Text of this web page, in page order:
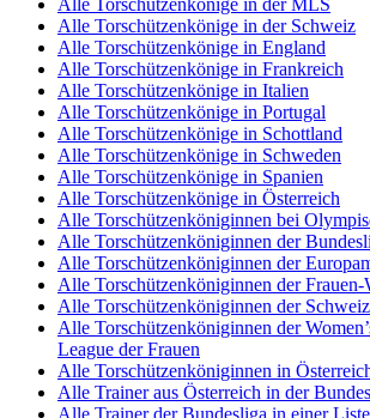
Alle Torschützenkönige in der MLS
Alle Torschützenkönige in der Schweiz
Alle Torschützenkönige in England
Alle Torschützenkönige in Frankreich
Alle Torschützenkönige in Italien
Alle Torschützenkönige in Portugal
Alle Torschützenkönige in Schottland
Alle Torschützenkönige in Schweden
Alle Torschützenkönige in Spanien
Alle Torschützenkönige in Österreich
Alle Torschützenköniginnen bei
Alle Torschützenköniginnen der
Alle Torschützenköniginnen der
Alle Torschützenköniginnen der
Alle Torschützenköniginnen der Schweiz
Alle Torschützenköniginnen der
League der Frauen
Alle Torschützenköniginnen in
Alle Trainer aus Österreich in der
Alle Trainer der Bundesliga in einer Liste